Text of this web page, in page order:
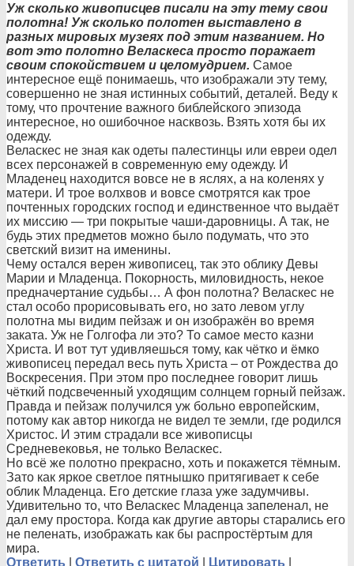
Уж сколько живописцев писали на эту тему свои
полотна! Уж сколько полотен выставлено в
разных мировых музеях под этим названием. Но
вот это полотно Веласкеса просто поражает
своим спокойствием и целомудрием. Самое
интересное ещё понимаешь, что изображали эту тему,
совершенно не зная истинных событий, деталей. Веду к
тому, что прочтение важного библейского эпизода
интересное, но ошибочное насквозь. Взять хотя бы их
одежду.
Веласкес не зная как одеты палестинцы или евреи одел
всех персонажей в современную ему одежду. И
Младенец находится вовсе не в яслях, а на коленях у
матери. И трое волхвов и вовсе смотрятся как трое
почтенных городских господ и единственное что выдаёт
их миссию — три покрытые чаши-даровницы. А так, не
будь этих предметов можно было подумать, что это
светский визит на именины.
Чему остался верен живописец, так это облику Девы
Марии и Младенца. Покорность, миловидность, некое
предначертание судьбы… А фон полотна? Веласкес не
стал особо прорисовывать его, но зато левом углу
полотна мы видим пейзаж и он изображён во время
заката. Уж не Голгофа ли это? То самое место казни
Христа. И вот тут удивляешься тому, как чётко и ёмко
живописец передал весь путь Христа – от Рождества до
Воскресения. При этом про последнее говорит лишь
чёткий подсвеченный уходящим солнцем горный пейзаж.
Правда и пейзаж получился уж больно европейским,
потому как автор никогда не видел те земли, где родился
Христос. И этим страдали все живописцы
Средневековья, не только Веласкес.
Но всё же полотно прекрасно, хоть и покажется тёмным.
Зато как яркое светлое пятнышко притягивает к себе
облик Младенца. Его детские глаза уже задумчивы.
Удивительно то, что Веласкес Младенца запеленал, не
дал ему простора. Когда как другие авторы старались его
не пеленать, изображать как бы распростёртым для
мира.
Ответить
Ответить с цитатой Цитировать